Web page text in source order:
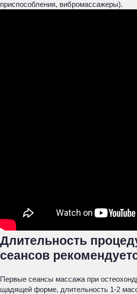
приспособления, вибромассажеры).
Длительность
сеансов
Первые сеансы массажа при
щадящей форме, длительность 1-2